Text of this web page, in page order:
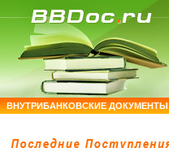
ВНУТРИБАНКОВСКИЕ ДОКУМЕНТЫ